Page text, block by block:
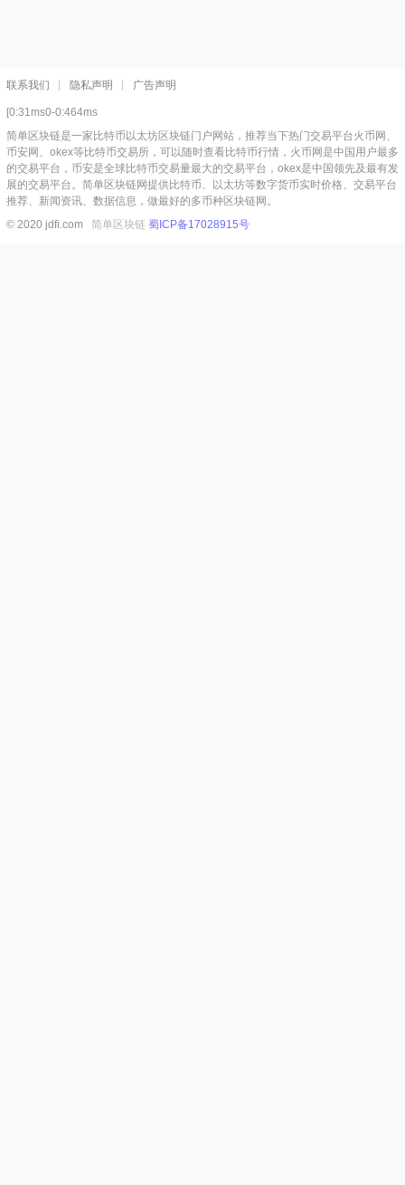
联系我们 隐私声明 广告声明
[0:31ms0-0:464ms
简单区块链是一家比特币以太坊区块链门户网站，推荐当下热门交易平台火币网、
币安网、okex等比特币交易所，可以随时查看比特币行情，火币网是中国用户最多
的交易平台，币安是全球比特币交易量最大的交易平台，okex是中国领先及最有发
展的交易平台。简单区块链网提供比特币、以太坊等数字货币实时价格、交易平台
推荐、新闻资讯、数据信息，做最好的多币种区块链网。
© 2020 jdfi.com 简单区块链 蜀ICP备17028915号